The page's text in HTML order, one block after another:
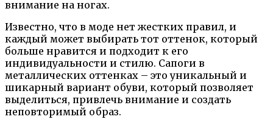
внимание на ногах.
Известно, что в моде нет жестких правил, и
каждый может выбирать тот оттенок, который
больше нравится и подходит к его
индивидуальности и стилю. Сапоги в
металлических оттенках – это уникальный и
шикарный вариант обуви, который позволяет
выделиться, привлечь внимание и создать
неповторимый образ.